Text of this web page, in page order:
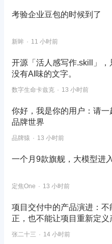
考验企业豆包的时候到了
新眸 11 小时前
开源「活人感写作.skill」，
没有AI味的文字。
数字生命卡兹克 13 小时前
你好，我是你的用户：请一
品牌世界
品牌猿 13 小时前
一个月9款旗舰，大模型进
定焦One 13 小时前
项目交付中的产品演进：不
正，也不能让项目重新定义
张二十三 14 小时前